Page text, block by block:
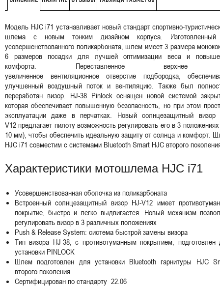
Модель HJC i71 устанавливает новый стандарт спортивно-
шлема с новым тонким дизайном корпуса.
усовершенствованного поликарбоната, шлем имеет 3 размера
6 размеров посадки для лучшей оптимизации веса и
комфорта. Переставленное
увеличенное вентиляционное отверстие подбородка,
улучшенный воздушный поток и вентиляцию. Также был
переработан визор. HJ-38 Pinlock оснащен новой системой
которая обеспечивает повышенную безопасность, но при этом
эксплуатации даже в перчатках. Новый солнцезащитный визор
V12 предлагает пилоту возможность регулировать его в 3
10 мм), чтобы обеспечить идеальную защиту от солнца и комфорт.
HJC i71 совместим с системами Bluetooth Smart HJC второго
Характеристики мотошлема HJC i71
Усовершенствованная оболочка из поликарбоната
Встроенный солнцезащитный визор HJ-V12 имеет
покрытие, быстро и легко выдвигается. Новый механизм
регулировать визор в 3 различных положениях
Push & Release System: система быстрой замены визора
Тип визора HJ-38, с противотуманным покрытием, подготовлен
установки PINLOCK
Шлем подготовлен для установки Bluetooth гарнитуры HJC
второго поколения
Сертифицирован по стандарту 22.06